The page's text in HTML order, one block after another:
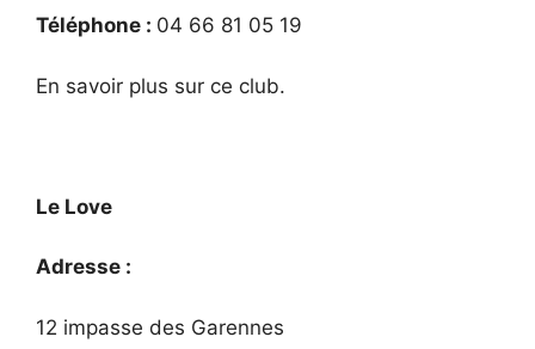
Téléphone : 04 66 81 05 19
En savoir plus sur ce club.
Le Love
Adresse :
12 impasse des Garennes